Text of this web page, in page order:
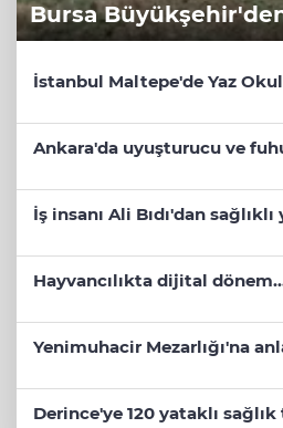
Bursa
İstanbul Maltepe'de Yaz
Ankara'da uyuşturucu ve
İş insanı Ali Bıdı'dan
Hayvancılıkta dijital
Yenimuhacir Mezarlığı'na
Derince'ye 120 yataklı